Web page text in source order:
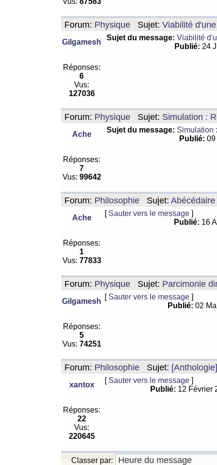
Forum: Physique Sujet: Viabilité
Gilgamesh
Sujet du message: Viabilité
Publié: 24
Réponses:
6
Vus:
127036
Forum: Physique Sujet: Simulation :
Ache
Sujet du message: Simulation
Publié:
Réponses:
7
Vus: 99642
Forum: Philosophie Sujet: Abécédaire
Ache
[ Sauter vers le message ]
Publié: 16
Réponses:
1
Vus: 77833
Forum: Physique Sujet: Parcimonie
Gilgamesh
[ Sauter vers le message ]
Publié: 02
Réponses:
5
Vus: 74251
Forum: Philosophie Sujet:
xantox
[ Sauter vers le message ]
Publié: 12 Février
Réponses:
22
Vus:
220645
Classer par: